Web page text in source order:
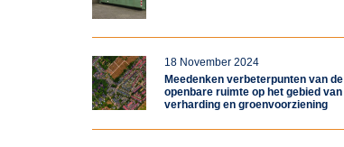
18 November 2024
Meedenken verbeterpunten van de
openbare ruimte op het gebied van
verharding en groenvoorziening